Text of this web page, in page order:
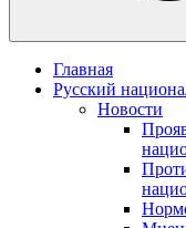
Главная
Русский
Новости